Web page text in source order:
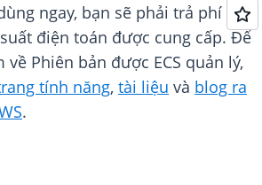
ngay, bạn sẽ phải trả phí
điện toán được cung cấp. Để
Phiên bản được ECS quản lý,
tính năng, tài liệu và blog ra
.